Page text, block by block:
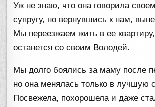
Уж не знаю, что она говорила
супругу, но вернувшись к нам,
Мы переезжаем жить в ее
останется со своим Володей.
Мы долго боялись за маму после
но она менялась только в лучшую
Посвежела, похорошела и даже